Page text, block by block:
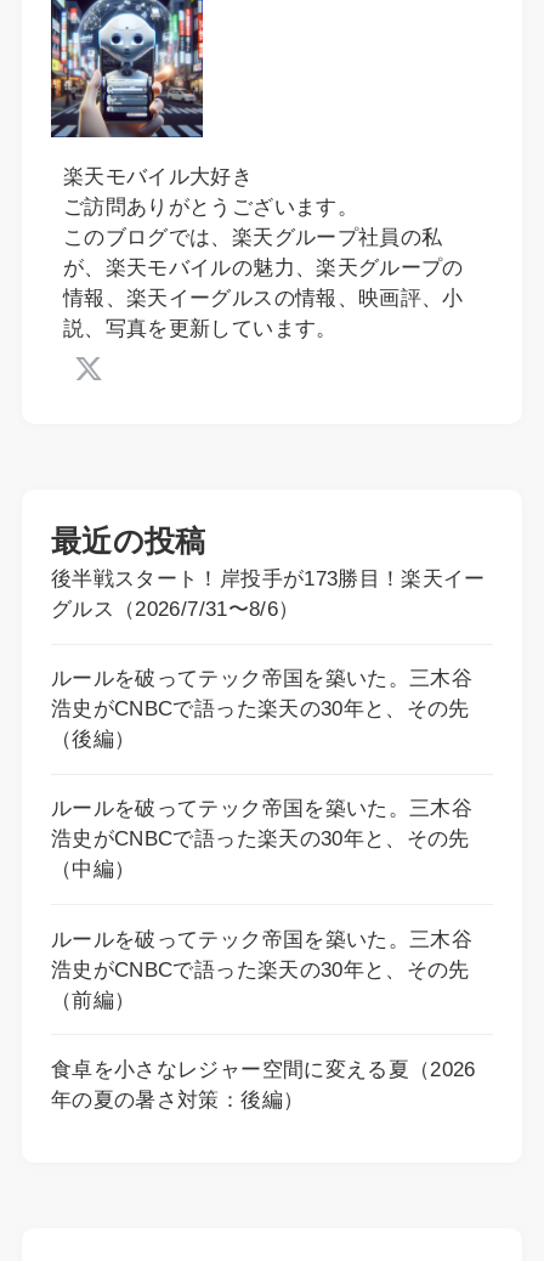
楽天モバイル大好き
ご訪問ありがとうございます。
このブログでは、楽天グループ社員の私
が、楽天モバイルの魅力、楽天グループの
情報、楽天イーグルスの情報、映画評、小
説、写真を更新しています。
最近の投稿
後半戦スタート！岸投手が173勝目！楽天イー
グルス（2026/7/31〜8/6）
ルールを破ってテック帝国を築いた。三木谷
浩史がCNBCで語った楽天の30年と、その先
（後編）
ルールを破ってテック帝国を築いた。三木谷
浩史がCNBCで語った楽天の30年と、その先
（中編）
ルールを破ってテック帝国を築いた。三木谷
浩史がCNBCで語った楽天の30年と、その先
（前編）
食卓を小さなレジャー空間に変える夏（2026
年の夏の暑さ対策：後編）